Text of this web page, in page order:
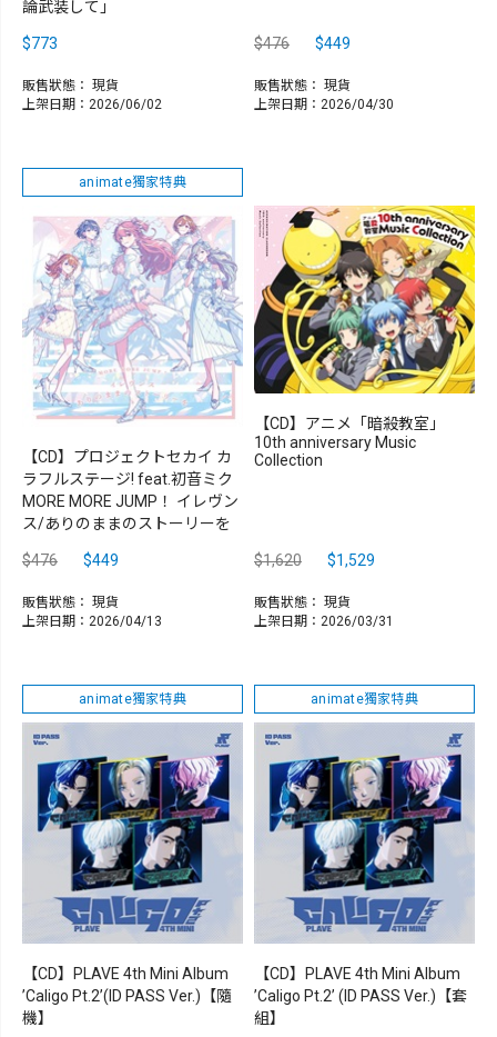
論武装して」
$773
販售狀態： 現貨
上架日期：2026/06/02
$476 $449
販售狀態： 現貨
上架日期：2026/04/30
animate獨家特典
【CD】プロジェクトセカイ カ
ラフルステージ! feat.初音ミク
MORE MORE JUMP！ イレヴン
ス/ありのままのストーリーを
$476 $449
販售狀態： 現貨
上架日期：2026/04/13
【CD】アニメ「暗殺教室」
10th anniversary Music
Collection
$1,620 $1,529
販售狀態： 現貨
上架日期：2026/03/31
animate獨家特典
【CD】PLAVE 4th Mini Album
’Caligo Pt.2’(ID PASS Ver.)【隨
機】
animate獨家特典
【CD】PLAVE 4th Mini Album
’Caligo Pt.2’ (ID PASS Ver.)【套
組】